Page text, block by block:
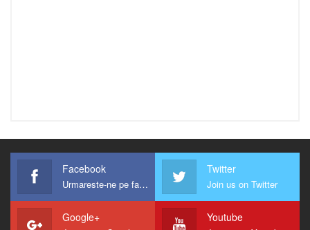
Facebook
Urmareste-ne pe facebook !
Twitter
Join us on Twitter
Google+ Youtube